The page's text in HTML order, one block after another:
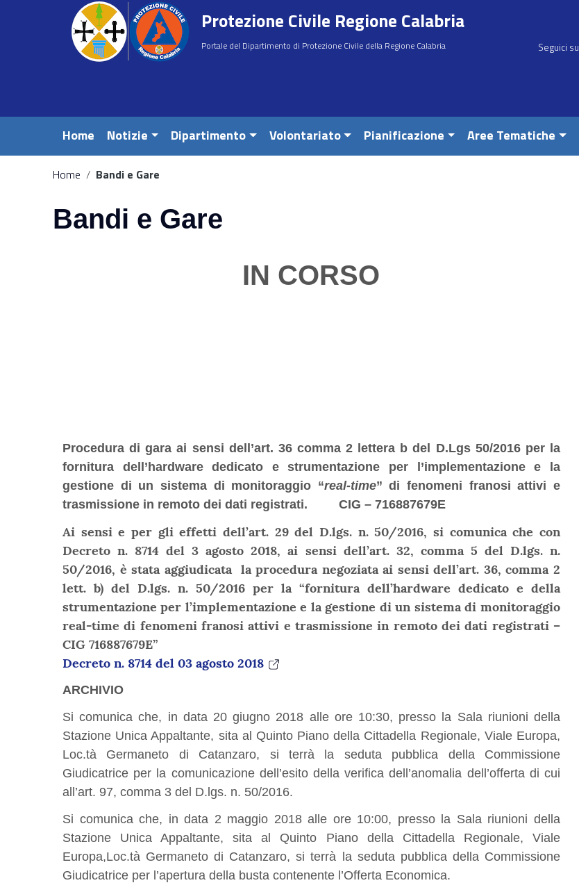
Vai ai contenuti
Vai al menu di navigazione
Vai al footer
Protezione Civile Regione Calabria
Portale del Dipartimento di Protezione Civile della Regione Calabria Seguici su
Home Notizie Dipartimento Volontariato Pianificazione Aree Tematiche
Home / Bandi e Gare
Bandi e Gare
IN CORSO
Procedura di gara ai sensi dell’art. 36 comma 2 lettera b del D.Lgs 50/2016 per la
fornitura dell’hardware dedicato e strumentazione per l’implementazione e la
gestione di un sistema di monitoraggio “real-time” di fenomeni franosi attivi e
trasmissione in remoto dei dati registrati. CIG – 716887679E
Ai sensi e per gli effetti dell’art. 29 del D.lgs. n. 50/2016, si comunica che con
Decreto n. 8714 del3 agosto 2018, ai sensi dell’art. 32, comma 5 del D.lgs. n.
50/2016, è stata aggiudicata la procedura negoziata ai sensi dell’art. 36, comma 2
lett. b) del D.lgs. n. 50/2016 per la “fornitura dell’hardware dedicato e della
strumentazione per l’implementazione e la gestione di un sistema di monitoraggio
real-time di fenomeni franosi attivi e trasmissione in remoto dei dati registrati –
CIG 716887679E”
Decreto n. 8714 del 03 agosto 2018
ARCHIVIO
Si comunica che, in data 20 giugno 2018 alle ore 10:30, presso la Sala riunioni della
Stazione Unica Appaltante, sita al Quinto Piano della Cittadella Regionale, Viale Europa,
Loc.tà Germaneto di Catanzaro, si terrà la seduta pubblica della Commissione
Giudicatrice per la comunicazione dell’esito della verifica dell’anomalia dell’offerta di cui
all’art. 97, comma 3 del D.lgs. n. 50/2016.
Si comunica che, in data 2 maggio 2018 alle ore 10:00, presso la Sala riunioni della
Stazione Unica Appaltante, sita al Quinto Piano della Cittadella Regionale, Viale
Europa,Loc.tà Germaneto di Catanzaro, si terrà la seduta pubblica della Commissione
Giudicatrice per l’apertura della busta contenente l’Offerta Economica.